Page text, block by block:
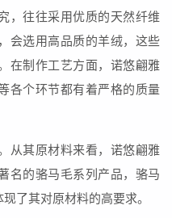
，往往采用优质的天然纤维
会选用高品质的羊绒，这些
在制作工艺方面，诺悠翩雅
各个环节都有着严格的质量
从其原材料来看，诺悠翩雅
名的骆马毛系列产品，骆马
了其对原材料的高要求。